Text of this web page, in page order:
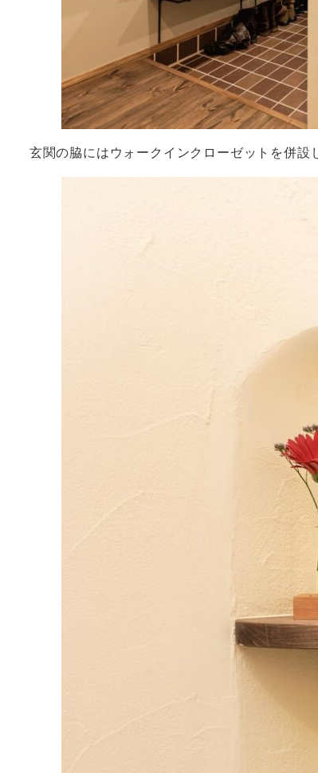
玄関の脇にはウォークインクローゼットを併設